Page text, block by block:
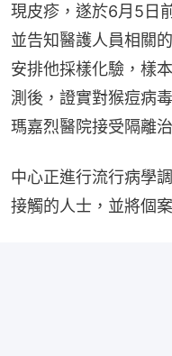
現皮疹，遂於6月5日
並告知醫護人員相關
安排他採樣化驗，樣
測後，證實對猴痘病
瑪嘉烈醫院接受隔離
中心正進行流行病學
接觸的人士，並將個